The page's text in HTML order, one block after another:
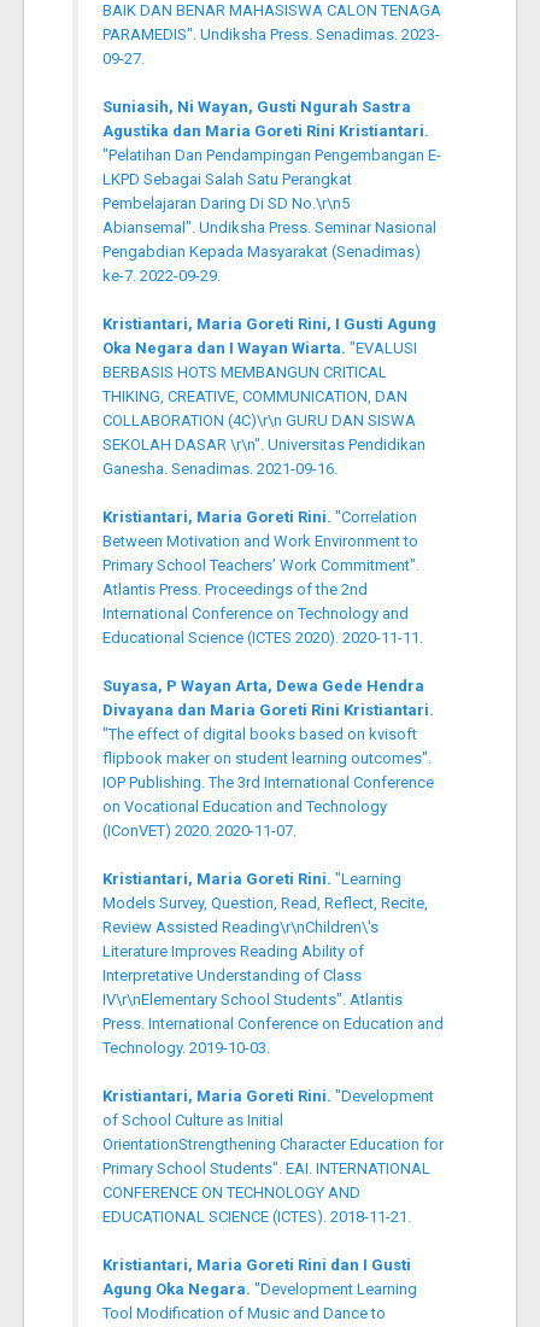
BAIK DAN BENAR MAHASISWA CALON TENAGA
PARAMEDIS". Undiksha Press. Senadimas. 2023-
09-27.
Suniasih, Ni Wayan, Gusti Ngurah Sastra
Agustika dan Maria Goreti Rini Kristiantari.
"Pelatihan Dan Pendampingan Pengembangan E-
LKPD Sebagai Salah Satu Perangkat
Pembelajaran Daring Di SD No.\r\n5
Abiansemal". Undiksha Press. Seminar Nasional
Pengabdian Kepada Masyarakat (Senadimas)
ke-7. 2022-09-29.
Kristiantari, Maria Goreti Rini, I Gusti Agung
Oka Negara dan I Wayan Wiarta. "EVALUSI
BERBASIS HOTS MEMBANGUN CRITICAL
THIKING, CREATIVE, COMMUNICATION, DAN
COLLABORATION (4C)\r\n GURU DAN SISWA
SEKOLAH DASAR \r\n". Universitas Pendidikan
Ganesha. Senadimas. 2021-09-16.
Kristiantari, Maria Goreti Rini. "Correlation
Between Motivation and Work Environment to
Primary School Teachers’ Work Commitment".
Atlantis Press. Proceedings of the 2nd
International Conference on Technology and
Educational Science (ICTES 2020). 2020-11-11.
Suyasa, P Wayan Arta, Dewa Gede Hendra
Divayana dan Maria Goreti Rini Kristiantari.
"The effect of digital books based on kvisoft
flipbook maker on student learning outcomes".
IOP Publishing. The 3rd International Conference
on Vocational Education and Technology
(IConVET) 2020. 2020-11-07.
Kristiantari, Maria Goreti Rini. "Learning
Models Survey, Question, Read, Reflect, Recite,
Review Assisted Reading\r\nChildren\'s
Literature Improves Reading Ability of
Interpretative Understanding of Class
IV\r\nElementary School Students". Atlantis
Press. International Conference on Education and
Technology. 2019-10-03.
Kristiantari, Maria Goreti Rini. "Development
of School Culture as Initial
OrientationStrengthening Character Education for
Primary School Students". EAI. INTERNATIONAL
CONFERENCE ON TECHNOLOGY AND
EDUCATIONAL SCIENCE (ICTES). 2018-11-21.
Kristiantari, Maria Goreti Rini dan I Gusti
Agung Oka Negara. "Development Learning
Tool Modification of Music and Dance to